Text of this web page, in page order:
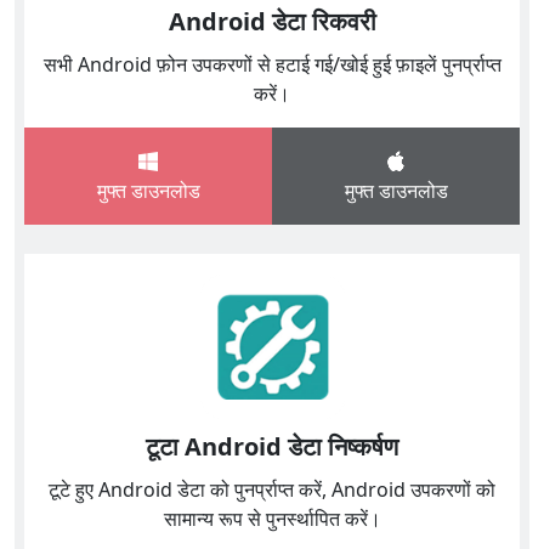
Android डेटा रिकवरी
सभी Android फ़ोन उपकरणों से हटाई गई/खोई हुई फ़ाइलें पुनर्प्राप्त
करें।
मुफ्त डाउनलोड मुफ्त डाउनलोड
टूटा Android डेटा निष्कर्षण
टूटे हुए Android डेटा को पुनर्प्राप्त करें, Android उपकरणों को
सामान्य रूप से पुनर्स्थापित करें।